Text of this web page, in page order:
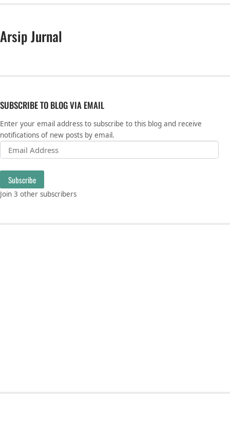
Arsip Jurnal
SUBSCRIBE TO BLOG VIA EMAIL
Enter your email address to subscribe to this blog and receive
notifications of new posts by email.
Email Address
Subscribe
Join 3 other subscribers